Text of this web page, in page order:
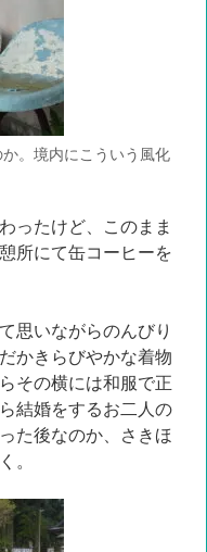
。境内にこういう風化
ったけど、このまま
所にて缶コーヒーを
思いながらのんびり
かきらびやかな着物
その横には和服で正
結婚をするお二人の
た後なのか、さきほ
。